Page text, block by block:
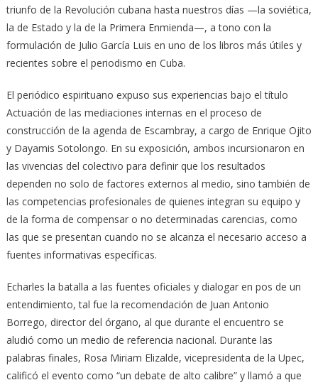
triunfo de la Revolución cubana hasta nuestros días —la soviética,
la de Estado y la de la Primera Enmienda—, a tono con la
formulación de Julio García Luis en uno de los libros más útiles y
recientes sobre el periodismo en Cuba.
El periódico espirituano expuso sus experiencias bajo el título
Actuación de las mediaciones internas en el proceso de
construcción de la agenda de Escambray, a cargo de Enrique Ojito
y Dayamis Sotolongo. En su exposición, ambos incursionaron en
las vivencias del colectivo para definir que los resultados
dependen no solo de factores externos al medio, sino también de
las competencias profesionales de quienes integran su equipo y
de la forma de compensar o no determinadas carencias, como
las que se presentan cuando no se alcanza el necesario acceso a
fuentes informativas específicas.
Echarles la batalla a las fuentes oficiales y dialogar en pos de un
entendimiento, tal fue la recomendación de Juan Antonio
Borrego, director del órgano, al que durante el encuentro se
aludió como un medio de referencia nacional. Durante las
palabras finales, Rosa Miriam Elizalde, vicepresidenta de la Upec,
calificó el evento como “un debate de alto calibre” y llamó a que